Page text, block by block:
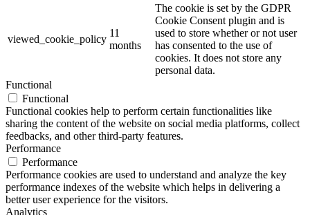
viewed_cookie_policy
11
months
The cookie is set by the GDPR
Cookie Consent plugin and is
used to store whether or not user
has consented to the use of
cookies. It does not store any
personal data.
Functional
Functional
Functional cookies help to perform certain functionalities like
sharing the content of the website on social media platforms, collect
feedbacks, and other third-party features.
Performance
Performance
Performance cookies are used to understand and analyze the key
performance indexes of the website which helps in delivering a
better user experience for the visitors.
Analytics